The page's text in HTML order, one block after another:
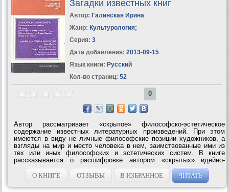
Загадки известных книг
Автор: Галинская Ирина
Жанр: Культурология;
Серия: 3
Дата добавления: 2013-09-15
Язык книги: Русский
Кол-во страниц: 52
0
Автор рассматривает «скрытое» философско-эстетическое
содержание известных литературных произведений. При этом
имеются в виду не личные философские позиции художников, а
взгляды на мир и место человека в нем, заимствованные ими из
тех или иных философских и эстетических систем. В книге
рассказывается о расшифровке автором «скрытых» идейно-
эстетических основ, «темных мест» романа «Мастер и Маргарита»
М. Булгакова, повестей о...
О КНИГЕ ОТЗЫВЫ В ИЗБРАННОЕ ЧИТАТЬ